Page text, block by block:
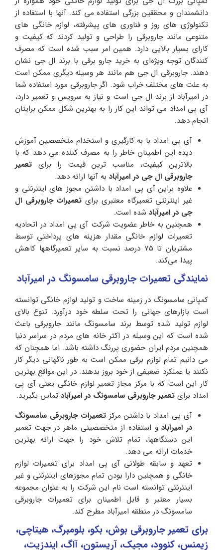
دانشمندان و محققین بزرگی استفاده می کند. آنها با استفاده از
تکنولوژی های روز و فناوری های پیشرفته، لوازم خانگی های
متنوعی مانند جاروبرقی را طراحی و تولید کردند که کیفیت و
کارای بسیار بالایی دارد. همین امر سبب شده است که مصرف
کنندگان توجه ویژه‌ای به خرید جارو برقی با برند ال جی نشان
دهند. جاروبرقی ال جی هم مانند هر وسیله دیگری ممکن است
به علت های مختلف خراب شود. اگر جاروبرقی مورد استفاده شما
در امیرآباد از برند ال جی است و نیاز به سرویس و تعمیر دارد،
آی پی امداد می تواند این کار را به بهترین شکل ممکن برایتان
انجام دهد.
آی پی امداد با به کارگیری و استخدام متخصصین آموزش
دیده این اطمینان خاطر را به مصرف کننده می دهد که با
بالاترین کیفیت، مناسب ترین قیمت را برای تعمیر
جاروبرقی ال جی در امیرآباد به آنها ارائه دهد.
علاوه براین آی پی امداد با داشتن مجوز های اینترنتی و
غیر اینترنتی تعمیرگاه معتبری برای تعمیرات جاروبرقی ال
جی در امیرآباد شده است.
همچنین به خاطر عضویت شرکت آی پی امداد در اتحادیه
تعمیرات لوازم خانگی مقدار هزینه های پرداختی توسط
مشتریان تا ۷۵ درصد نسبت به سایر تعمیرگاهها کاهش
پیدا می‌کند.
نمایندگی تعمیرات جاروبرقی سامسونگ در امیرآباد
کمپانی سامسونگ در زمینه ساخت و تولید لوازم خانگی توانسته
است بازارهای جهانی را تحت سلطه خود درآورد. تنوع بالای
لوازم تولید شده توسط برند سامسونگ مانند جاروبرقی باعث
شده است که این وسیله در اکثر خانه های مردم در سراسر دنیا
همچنین مردم ایران حضوری پررنگ داشته باشد‌. اما همچنان که
می دانیم تمام لوازم برقی ممکن است به طور ناگهانی دیگر کار
نکنند یا عملکرد ضعیفی از خود بروز بدهند. در این مواقع بهترین
کار این است که با مرکز مجاز تعمیر لوازم خانگی یعنی آی پی
امداد برای تعمیر جاروبرقی سامسونگ در امیرآباد تماس بگیرید.
آی پی امداد با داشتن مرکزتعمیرات جاروبرقی سامسونگ
در امیرآبادو استفاده از متخصصینی ماهر در جهت تعمیر
این دستگاهها، تمام تلاش خود را جهت ارائه بهترین
خدمات ارائه می دهد.
تعهد و سابقه طولانی آی پی امداد برای تعمیرات لوازم
خانگی و همچنین دارا بودن تمام مجوزهای اینترنتی و غیر
اینترنتی توانسته است نام این شرکت را به عنوان مجموعه
بسیار معتبر و قابل اطمینان برای تعمیرات جاروبرقی
سامسونگ در منطقه امیرآباد مطرح کند.
برای تعمیر جاروبرقی بوش، بکو، بلومبرگ، هیتاچی،
زیمنس، کنوود، مجیک، آریستون، آاگ، ایندزیت،